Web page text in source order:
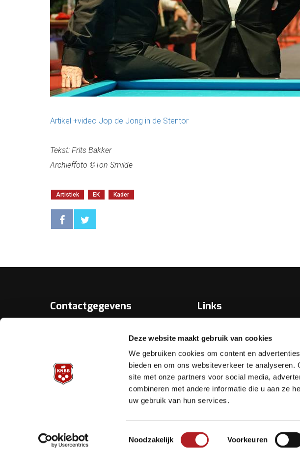
Deze website maakt gebruik van cookies
We gebruiken cookies om content en
bieden en om ons websiteverkeer te
site met onze partners voor social media,
combineren met andere informatie die u aan ze
uw gebruik van hun services.
Toestemmingsselectie
Noodzakelijk Voorkeuren
Artikel +video Jop de Jong in de Stentor
Tekst: Frits Bakker
Archieffoto ©Ton Smilde
Artistiek EK Kader
Contactgegevens
Koninklijke Nederlandse Biljart
Archimedesbaan 7
Links
Bondsbureau
Helpdesks